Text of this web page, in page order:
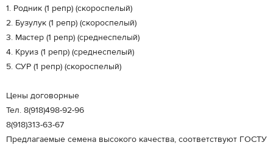
1. Родник (1 репр) (скороспелый)
2. Бузулук (1 репр) (скороспелый)
3. Мастер (1 репр) (среднеспелый)
4. Круиз (1 репр) (среднеспелый)
5. СУР (1 репр) (скороспелый)
Цены договорные
Тел. 8(918)498-92-96
8(918)313-63-67
Предлагаемые семена высокого качества, соответствуют ГОСТУ